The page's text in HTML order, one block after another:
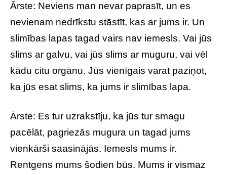
Ārste: Neviens man nevar paprasīt, un es
nevienam nedrīkstu stāstīt, kas ar jums ir. Un
slimības lapas tagad vairs nav iemesls. Vai jūs
slims ar galvu, vai jūs slims ar muguru, vai vēl
kādu citu orgānu. Jūs vienīgais varat paziņot,
ka jūs esat slims, ka jums ir slimības lapa.
Ārste: Es tur uzrakstīju, ka jūs tur smagu
pacēlāt, pagriezās mugura un tagad jums
vienkārši saasinājās. Iemesls mums ir.
Rentgens mums šodien būs. Mums ir vismaz